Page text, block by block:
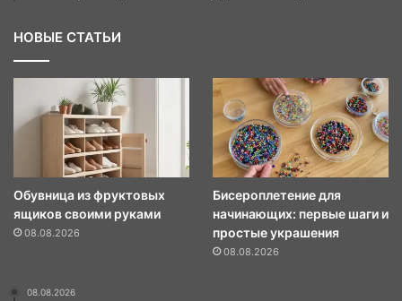
НОВЫЕ СТАТЬИ
Обувница из фруктовых
ящиков своими руками
08.08.2026
Бисероплетение для
начинающих: первые шаги и
простые украшения
08.08.2026
08.08.2026